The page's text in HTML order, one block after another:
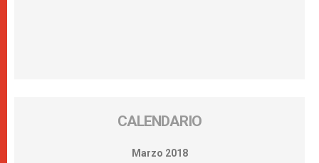
CALENDARIO
Marzo 2018